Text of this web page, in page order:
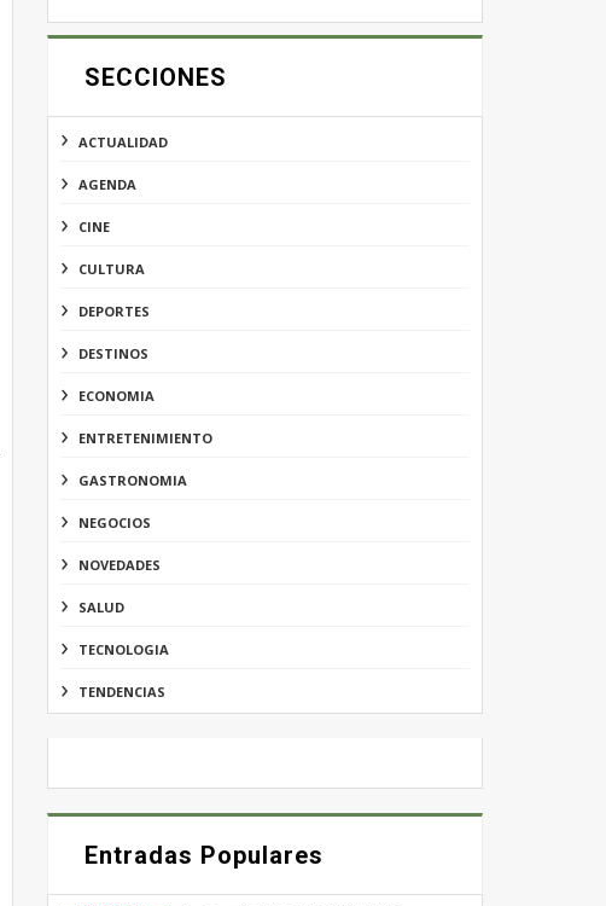
SECCIONES
ACTUALIDAD
AGENDA
CINE
CULTURA
DEPORTES
DESTINOS
ECONOMIA
ENTRETENIMIENTO
GASTRONOMIA
NEGOCIOS
NOVEDADES
SALUD
TECNOLOGIA
TENDENCIAS
Entradas Populares